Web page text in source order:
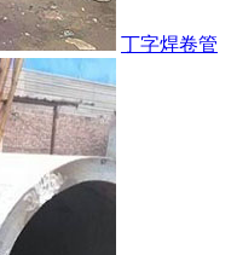
丁字焊卷管